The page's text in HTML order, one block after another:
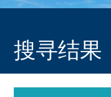
搜寻结果